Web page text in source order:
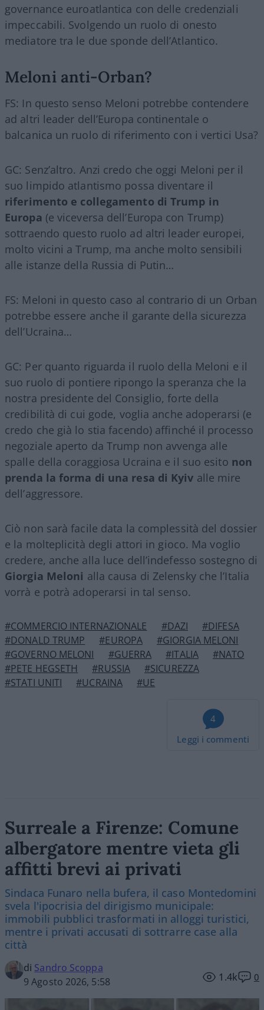
governance euroatlantica con delle credenziali
impeccabili. Svolgendo un ruolo di onesto
mediatore tra le due sponde dell’Atlantico.
Meloni anti-Orban?
FS: In questo senso Meloni potrebbe contendere
ad altri leader dell’Europa continentale o
balcanica un ruolo di riferimento con i vertici Usa?
GC: Senz’altro. Anzi credo che oggi Meloni per il
suo limpido atlantismo possa diventare il
riferimento e collegamento di Trump in
Europa (e viceversa dell’Europa con Trump)
sottraendo questo ruolo ad altri leader europei,
molto vicini a Trump, ma anche molto sensibili
alle istanze della Russia di Putin…
FS: Meloni in questo caso al contrario di un Orban
potrebbe essere anche il garante della sicurezza
dell’Ucraina…
GC: Per quanto riguarda il ruolo della Meloni e il
suo ruolo di pontiere ripongo la speranza che la
nostra presidente del Consiglio, forte della
credibilità di cui gode, voglia anche adoperarsi (e
credo che già lo stia facendo) affinché il processo
negoziale aperto da Trump non avvenga alle
spalle della coraggiosa Ucraina e il suo esito non
prenda la forma di una resa di Kyiv alle mire
dell’aggressore.
Ciò non sarà facile data la complessità del dossier
e la molteplicità degli attori in gioco. Ma voglio
credere, anche alla luce dell’indefesso sostegno di
Giorgia Meloni alla causa di Zelensky che l’Italia
vorrà e potrà adoperarsi in tal senso.
#COMMERCIO INTERNAZIONALE #DAZI
#DIFESA
#DONALD TRUMP
#EUROPA
#GIORGIA MELONI
#GOVERNO MELONI
#GUERRA #ITALIA
#NATO
#PETE HEGSETH
#RUSSIA
#SICUREZZA
#STATI UNITI
#UCRAINA #UE
4
Leggi i commenti
Surreale a Firenze: Comune
albergatore mentre vieta gli
affitti brevi ai privati
Sindaca Funaro nella bufera, il caso Montedomini
svela l'ipocrisia del dirigismo municipale:
immobili pubblici trasformati in alloggi turistici,
mentre i privati accusati di sottrarre case alla
città
di Sandro Scoppa
9 Agosto 2026, 5:58
1.4k 0